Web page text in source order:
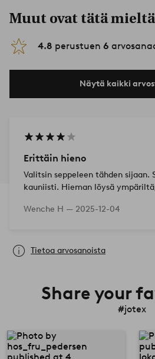
Muut ovat tätä mieltä
4.8 perustuen 6
Näytä kaikki
Erittäin hieno
Valitsin seppeleen tähden sijaan.
kauniisti. Hieman löysä
pitää niitä monta vuotta
Wenche H — 2025-12-04
Tietoa arvosanoista
Share your
#jotex